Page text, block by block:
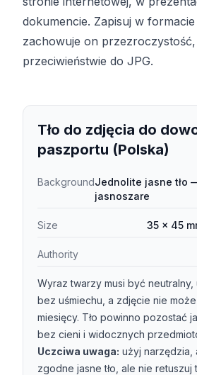
dokumencie. Zapisuj w
zachowuje on
przeciwieństwie do JPG.
Tło do zdjęcia do
paszportu (Polska)
BackgroundJednolite jasne tło
jasnoszare
Size 35 × 45
Authority
Wyraz twarzy musi być neutralny,
bez uśmiechu, a zdjęcie nie
miesięcy. Tło powinno pozostać
bez cieni i widocznych
Uczciwa uwaga: użyj narzędzia,
zgodne jasne tło, ale nie retuszuj